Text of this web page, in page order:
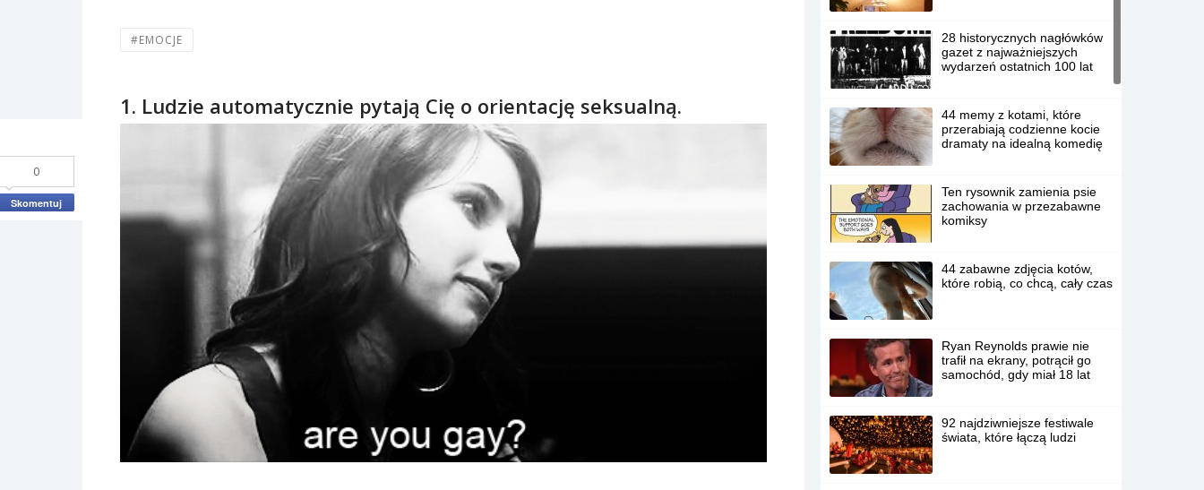
#EMOCJE
0
Skomentuj
1. Ludzie automatycznie pytają Cię o orientację seksualną.
28 historycznych nagłówków
gazet z najważniejszych
wydarzeń ostatnich 100 lat
44 memy z kotami, które
przerabiają codzienne kocie
dramaty na idealną komedię
Ten rysownik zamienia psie
zachowania w przezabawne
komiksy
44 zabawne zdjęcia kotów,
które robią, co chcą, cały czas
Ryan Reynolds prawie nie
trafił na ekrany, potrącił go
samochód, gdy miał 18 lat
92 najdziwniejsze festiwale
świata, które łączą ludzi